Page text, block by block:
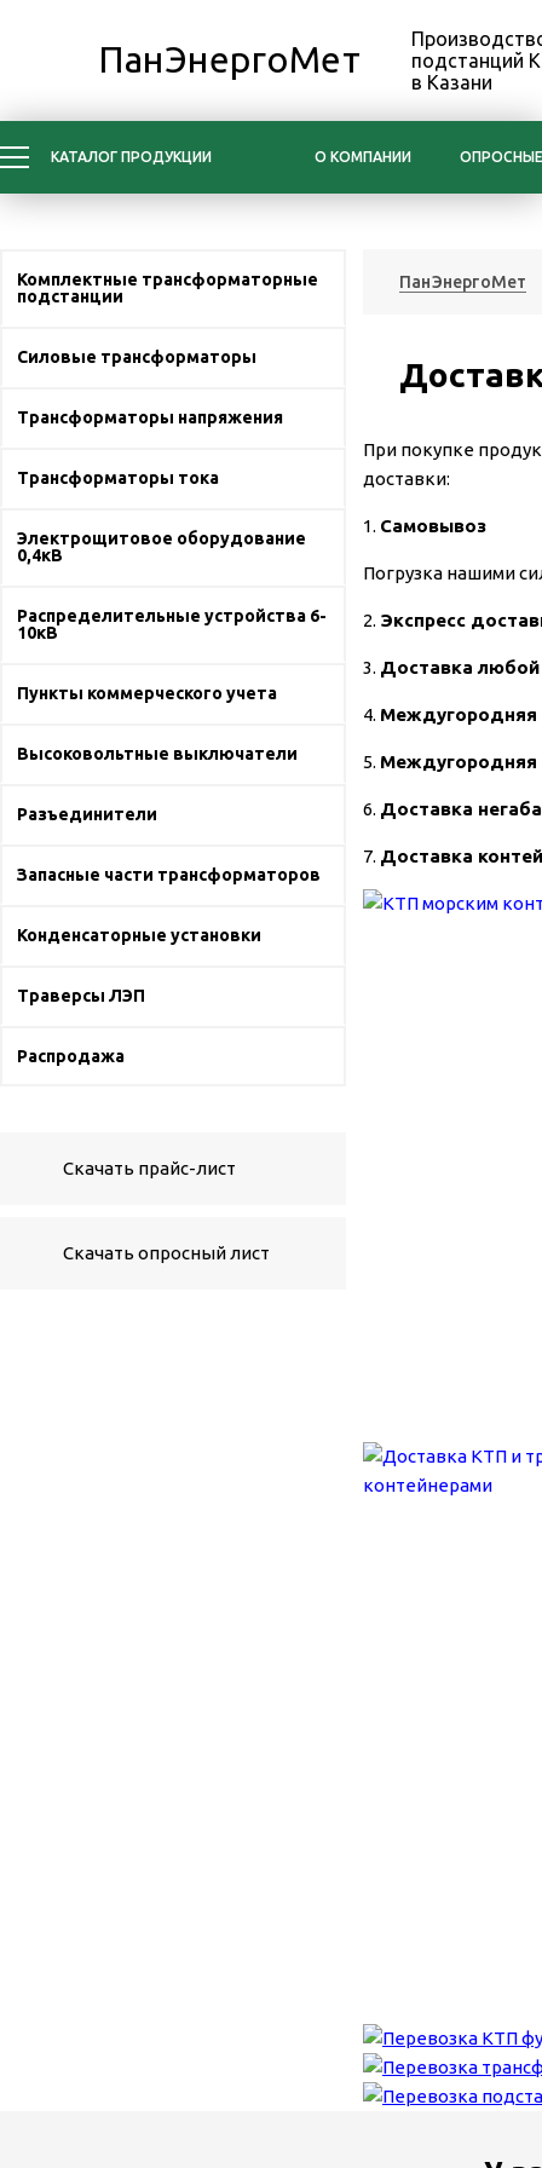
ПанЭнергоМет
подстанций
в Казани
КАТАЛОГ ПРОДУКЦИИ О КОМПАНИИ
Комплектные трансформаторные
подстанции
Силовые трансформаторы
Трансформаторы напряжения
Трансформаторы тока
Электрощитовое оборудование
0,4кВ
Распределительные устройства 6-
10кВ
Пункты коммерческого учета
Высоковольтные выключатели
Разъединители
Запасные части трансформаторов
Конденсаторные установки
Траверсы ЛЭП
Распродажа
Скачать прайс-лист
Скачать опросный лист
ПанЭнергоМет
При покупке
доставки:
1. Самовывоз
Погрузка нашими
2. Экспресс
3. Доставка любой
4. Междугородняя
5. Междугородняя
6. Доставка
7. Доставка